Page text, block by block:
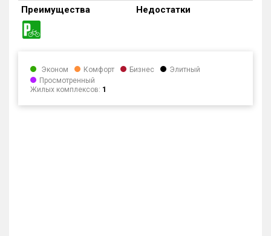
Преимущества
Недостатки
Эконом Комфорт Бизнес
Элитный
Просмотренный
Жилых комплексов: 1